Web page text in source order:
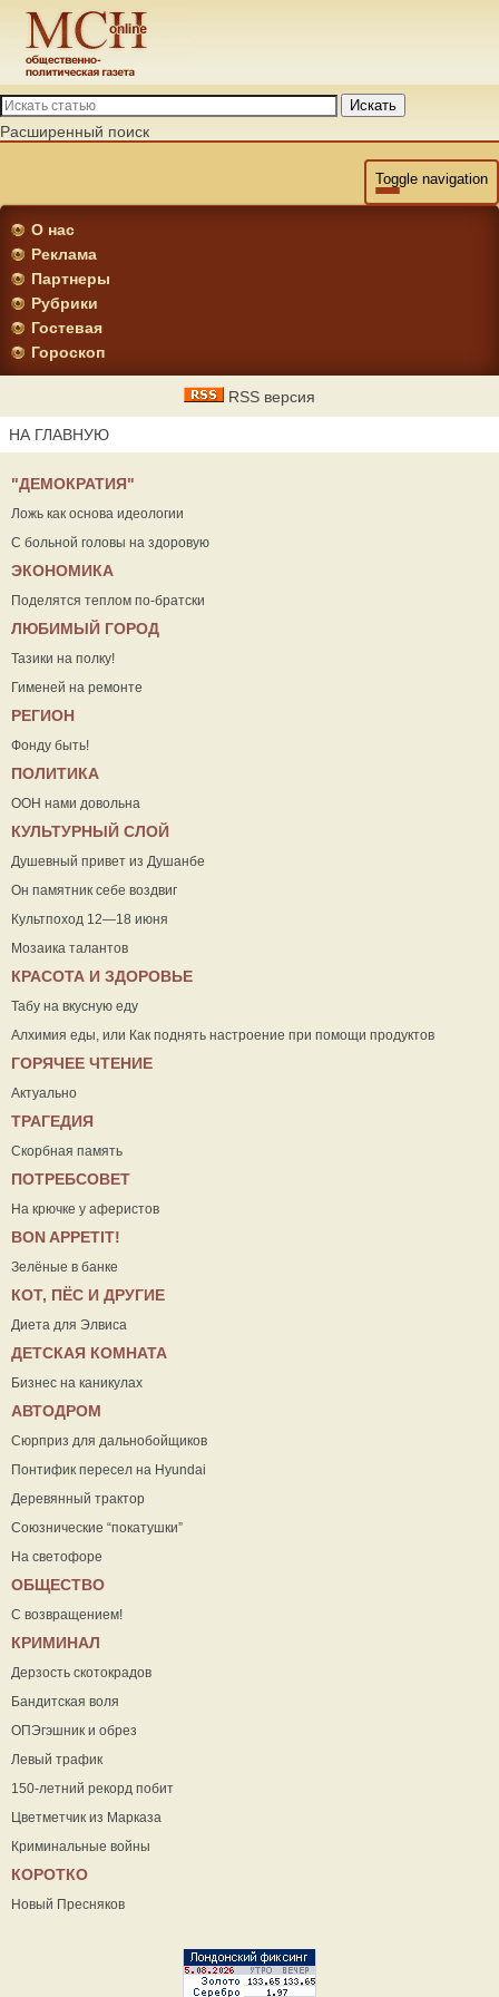
Искать
Расширенный поиск
Toggle navigation
О нас
Реклама
Партнеры
Рубрики
Гостевая
Гороскоп
RSS версия
НА ГЛАВНУЮ
"ДЕМОКРАТИЯ"
Ложь как основа идеологии
С больной головы на здоровую
ЭКОНОМИКА
Поделятся теплом по-братски
ЛЮБИМЫЙ ГОРОД
Тазики на полку!
Гименей на ремонте
РЕГИОН
Фонду быть!
ПОЛИТИКА
ООН нами довольна
КУЛЬТУРНЫЙ СЛОЙ
Душевный привет из Душанбе
Он памятник себе воздвиг
Культпоход 12—18 июня
Мозаика талантов
КРАСОТА И ЗДОРОВЬЕ
Табу на вкусную еду
Алхимия еды, или Как поднять настроение при помощи продуктов
ГОРЯЧЕЕ ЧТЕНИЕ
Актуально
ТРАГЕДИЯ
Скорбная память
ПОТРЕБСОВЕТ
На крючке у аферистов
ВON APPETIT!
Зелёные в банке
КОТ, ПЁС И ДРУГИЕ
Диета для Элвиса
ДЕТСКАЯ КОМНАТА
Бизнес на каникулах
АВТОДРОМ
Сюрприз для дальнобойщиков
Понтифик пересел на Hyundai
Деревянный трактор
Союзнические “покатушки”
На светофоре
ОБЩЕСТВО
С возвращением!
КРИМИНАЛ
Дерзость скотокрадов
Бандитская воля
ОПЭгэшник и обрез
Левый трафик
150-летний рекорд побит
Цветметчик из Марказа
Криминальные войны
КОРОТКО
Новый Пресняков